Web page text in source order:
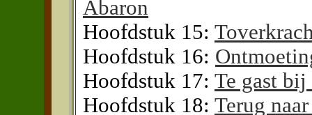
Abaron
Hoofdstuk 15:
Hoofdstuk 16:
Hoofdstuk 17: Te gast
Hoofdstuk 18: Terug